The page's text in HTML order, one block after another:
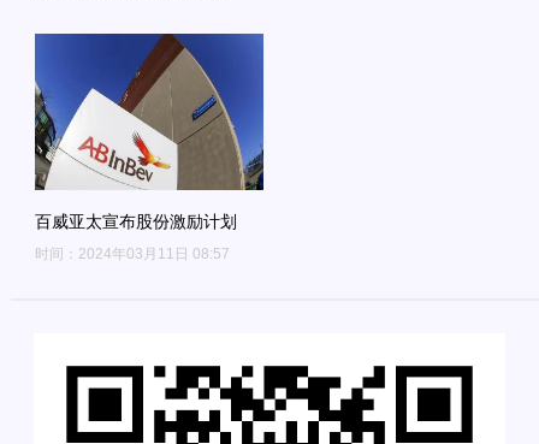
百威亚太宣布股份激励计划
时间：2024年03月11日 08:57